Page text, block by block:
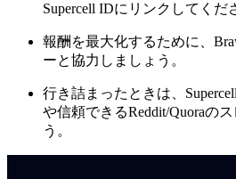
Supercell IDにリンクしてくだ
報酬を最大化するために、
ーと協力しましょう。
行き詰まったときは、
や信頼できるReddit/Quoraの
う。